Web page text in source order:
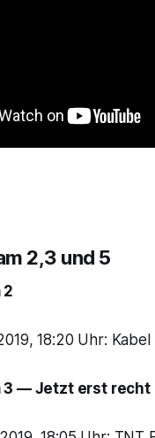
2,3 und 5
2
18:20 Uhr: Kabel
3 — Jetzt erst recht